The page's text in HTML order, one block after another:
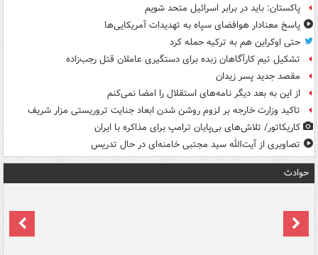
پاکستان: باید در برابر اسرائیل متحد شویم
پاسخ معنادار هوافضای سپاه به تهدیدات آمریکایی‌ها
حتی اوکراین هم به ترکیه حمله کرد
تشکیل تیم کارآگاهان زبده برای دستگیری عاملان قتل رجب‌زاده
مقصد جدید پسر زیدان
از این به بعد دیگر نامه‌های استقلال را امضا نمی‌کنم
تاکید وزارت خارجه بر لزوم روشن شدن ابعاد جنایت تروریستی مزار شریف
کاریکاتور/ تلاش‌های بی‌پایان ترامپ برای مذاکره با ایران
تصاویری از آیت‌الله سید مجتبی خامنه‌ای در حال تدریس
حوادث